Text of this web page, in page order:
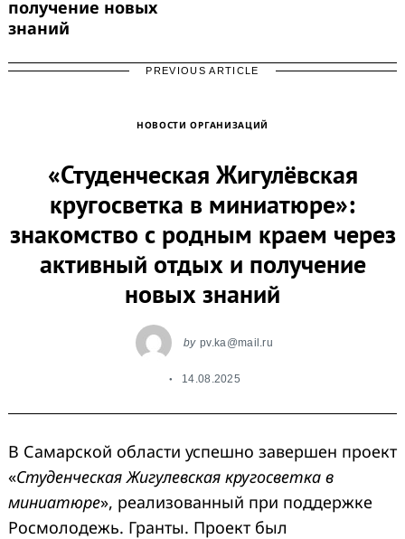
получение новых
знаний
PREVIOUS ARTICLE
НОВОСТИ ОРГАНИЗАЦИЙ
«Студенческая Жигулёвская
кругосветка в миниатюре»:
знакомство с родным краем через
активный отдых и получение
новых знаний
by pv.ka@mail.ru
14.08.2025
В Самарской области успешно завершен проект
«Студенческая Жигулевская кругосветка в
миниатюре», реализованный при поддержке
Росмолодежь. Гранты. Проект был
Search
for: